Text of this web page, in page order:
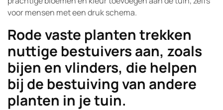
voor mensen met een druk schema.
Rode vaste planten trekken
nuttige bestuivers aan, zoals
bijen en vlinders, die helpen
bij de bestuiving van andere
planten in je tuin.